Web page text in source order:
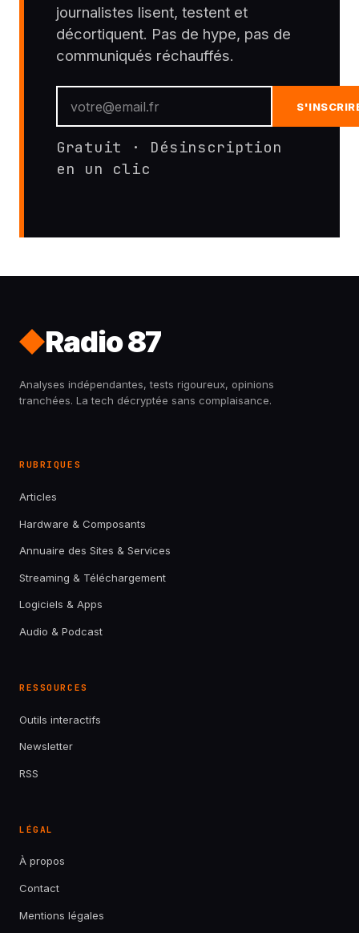
journalistes lisent, testent et
décortiquent. Pas de hype, pas de
communiqués réchauffés.
Gratuit · Désinscription
en un clic
Radio 87
Analyses indépendantes, tests rigoureux, opinions
tranchées. La tech décryptée sans complaisance.
RUBRIQUES
Articles
Hardware & Composants
Annuaire des Sites & Services
Streaming & Téléchargement
Logiciels & Apps
Audio & Podcast
RESSOURCES
Outils interactifs
Newsletter
RSS
LÉGAL
À propos
Contact
Mentions légales